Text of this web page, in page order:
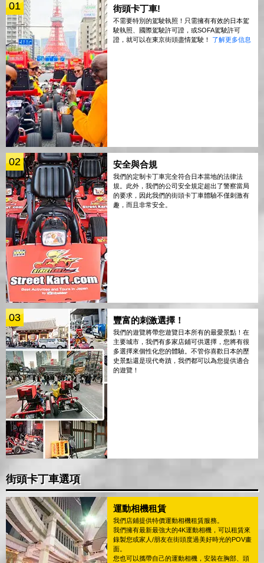
01 街頭卡丁車!
不需要特別的駕駛執照！只需擁有有效的日本駕
駛執照、國際駕駛許可證，或SOFA駕駛許可
證，就可以在東京街頭盡情駕駛！ 了解更多信息
02 安全與合規
我們的定制卡丁車完全符合日本當地的法律法
規。此外，我們的公司安全規定超出了警察當局
的要求，因此我們的街頭卡丁車體驗不僅刺激有
趣，而且非常安全。
03 豐富的刺激選擇！
我們的遊覽將帶您遊覽日本所有的最愛景點！在
主要城市，我們有多家店鋪可供選擇，您將有很
多選擇來個性化您的體驗。不管你喜歡日本的歷
史景點還是現代奇蹟，我們都可以為您提供適合
的遊覽！
街頭卡丁車選項
運動相機租賃
我們店鋪提供特價運動相機租賃服務。
我們擁有最新最強大的4K運動相機，可以租賃來
錄製您或家人/朋友在街頭度過美好時光的POV畫
面。
您也可以攜帶自己的運動相機，安裝在胸部、頭